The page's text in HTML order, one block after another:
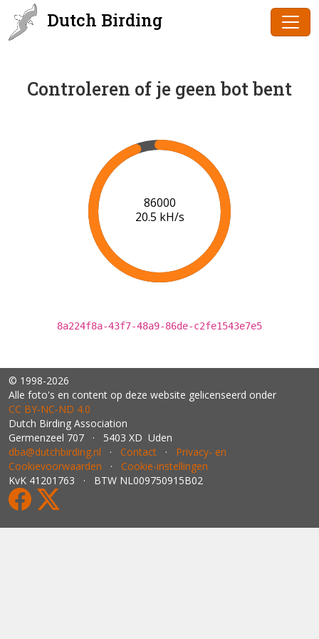
Dutch Birding
Controleren of je geen bot bent
88000
19.9 kH/s
8a224f8a-43f7-48a9-86de-c2fe1543e7e5
© 1998-2026
Alle foto's en content op deze website gelicenseerd onder
CC BY‑NC‑ND 4.0
Dutch Birding Association
Germenzeel 707 · 5403 XD Uden
dba@dutchbirding.nl · Contact · Privacy- en
Cookievoorwaarden · Cookie-instellingen
KvK 41201763 · BTW NL009750915B02